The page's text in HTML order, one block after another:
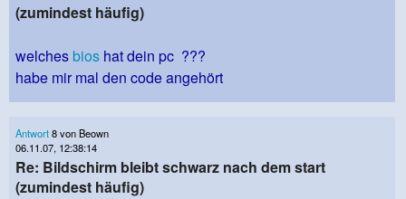
(zumindest häufig)
welchesbios hat dein pc ???
habe mir mal den code angehört
Antwort8 von Beown
06.11.07, 12:38:14
Re: Bildschirm bleibt schwarz nach dem start
(zumindest häufig)